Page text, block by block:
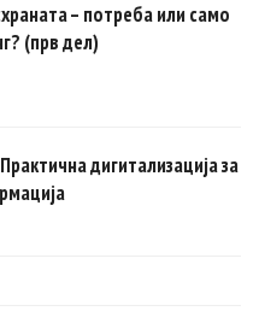
– потреба или само
(прв дел)
дигитализација за